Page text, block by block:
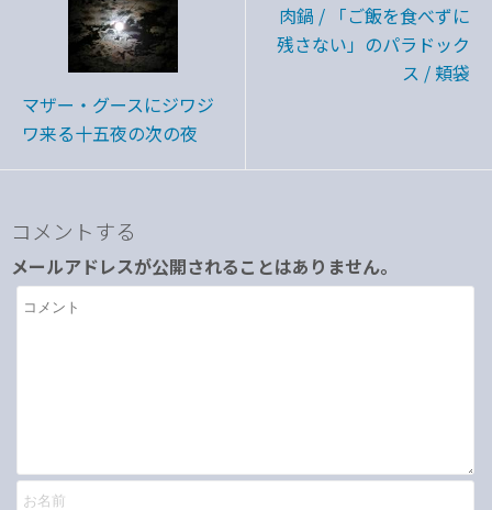
マザー・グースにジワジ
ワ来る十五夜の次の夜
肉鍋 / 「ご飯を食べずに
残さない」のパラドック
ス / 頬袋
コメントする
メールアドレスが公開されることはありません。